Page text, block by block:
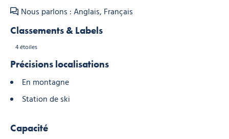
Nous parlons : Anglais, Français
Classements & Labels
4 étoiles
Précisions localisations
En montagne
Station de ski
Capacité